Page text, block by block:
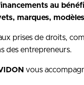
au
marques,
prises de droits,
des entrepreneurs.
vous